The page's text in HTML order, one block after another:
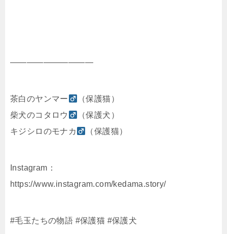
——————————
茶白のヤンマー
（保護猫）
柴犬のコタロウ
（保護犬）
キジシロのモナカ
（保護猫）
Instagram：
https://www.instagram.com/kedama.story/
#毛玉たちの物語 #保護猫 #保護犬